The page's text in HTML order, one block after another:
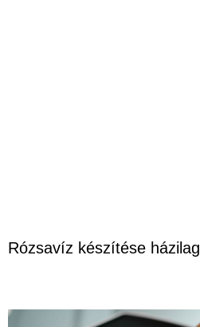
Rózsavíz készítése házilag